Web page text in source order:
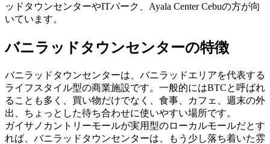
ッドタウンセンターやITパーク、Ayala Center Cebuの方が向
いています。
バニラッドタウンセンターの特徴
バニラッドタウンセンターは、バニラッドエリアを代表する
ライフスタイル型の商業施設です。一般的にはBTCと呼ばれ
ることも多く、買い物だけでなく、食事、カフェ、週末の外
出、ちょっとした待ち合わせに使いやすい場所です。
ガイサノカントリーモールが実用型のローカルモールだとす
れば、バニラッドタウンセンターは、もう少し落ち着いた雰